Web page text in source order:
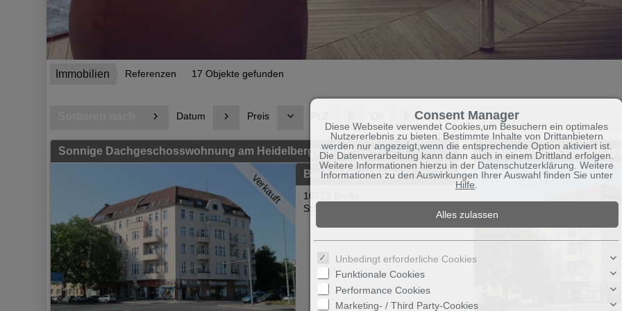
Immobilien Referenzen 17 Objekte gefunden
Datum Preis Objekt-Nr.
Sonnige Dachgeschosswohnung am Heidelberger Platz
Verkauft Basisinformationen:
10713 Berlin
Stadtteil: Wilmersdorf
Charmante
Consent Manager
Diese Webseite verwendet Cookies,um Besuchern ein optimales
Nutzererlebnis zu bieten. Bestimmte Inhalte von Drittanbietern
werden nur angezeigt,wenn die entsprechende Option aktiviert ist.
Die Datenverarbeitung kann dann auch in einem Drittland erfolgen.
Weitere Informationen hierzu in der Datenschutzerklärung. Weitere
Informationen zu den Auswirkungen Ihrer Auswahl finden Sie unter
Hilfe
Unbedingt erforderliche Cookies
Funktionale Cookies
Performance Cookies
Marketing- / Third Party-Cookies